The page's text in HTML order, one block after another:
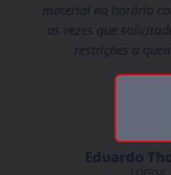
material no horário
as vezes que
restrições a
Eduardo